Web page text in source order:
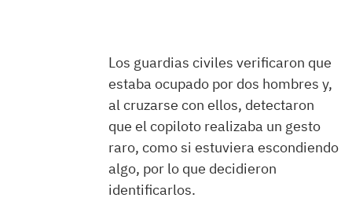
Los guardias civiles verificaron que
estaba ocupado por dos hombres y,
al cruzarse con ellos, detectaron
que el copiloto realizaba un gesto
raro, como si estuviera escondiendo
algo, por lo que decidieron
identificarlos.